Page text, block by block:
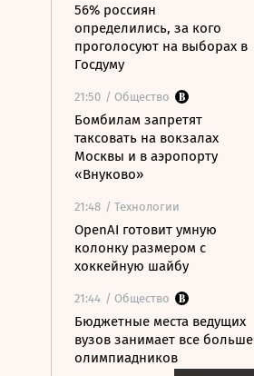
56% россиян
определились, за кого
проголосуют на выборах в
Госдуму
21:50 / Общество
Бомбилам запретят
таксовать на вокзалах
Москвы и в аэропорту
«Внуково»
21:48 / Технологии
OpenAI готовит умную
колонку размером с
хоккейную шайбу
21:44 / Общество
Бюджетные места ведущих
вузов занимает все больше
олимпиадников